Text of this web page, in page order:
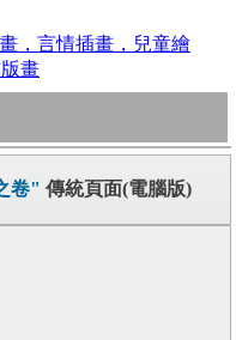
，言情插畫，兒童繪
畫
卷" 傳統頁面(電腦版)